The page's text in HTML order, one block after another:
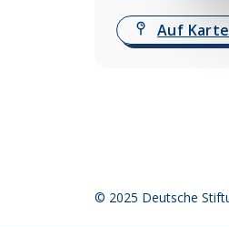
Auf
© 2025 Deutsche